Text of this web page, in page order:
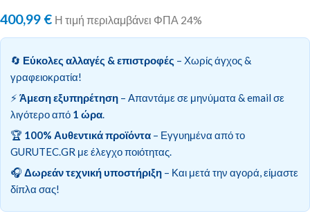
400,99 € Η τιμή περιλαμβάνει ΦΠΑ 24%
🔄 Εύκολες αλλαγές & επιστροφές – Χωρίς άγχος &
γραφειοκρατία!
⚡ Άμεση εξυπηρέτηση – Απαντάμε σε μηνύματα & email σε
λιγότερο από 1 ώρα.
🏆 100% Αυθεντικά προϊόντα – Εγγυημένα από το
GURUTEC.GR με έλεγχο ποιότητας.
🎧 Δωρεάν τεχνική υποστήριξη – Και μετά την αγορά, είμαστε
δίπλα σας!